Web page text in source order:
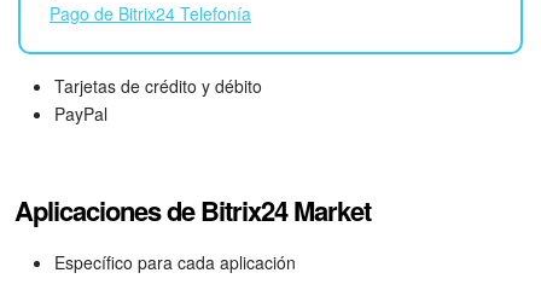
Sitios web
CRM + Online store
Tienda CRM
Pago de Bitrix24 Telefonía
Tarjetas de crédito y débito
PayPal
Aplicaciones de Bitrix24 Market
Específico para cada aplicación